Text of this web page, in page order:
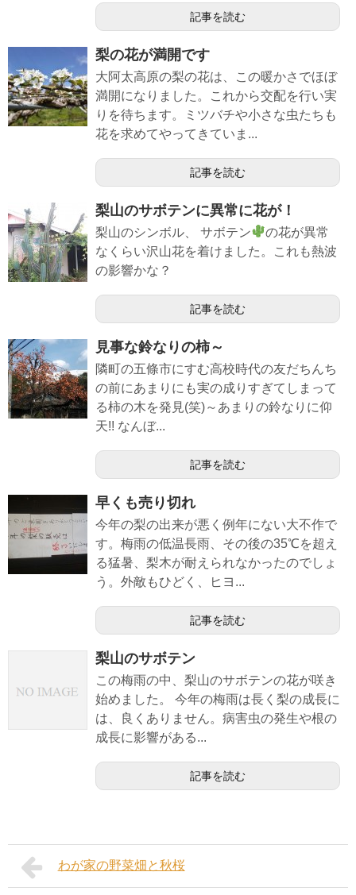
記事を読む
梨の花が満開です
大阿太高原の梨の花は、この暖かさでほぼ
満開になりました。これから交配を行い実
りを待ちます。ミツバチや小さな虫たちも
花を求めてやってきていま...
記事を読む
梨山のサボテンに異常に花が！
梨山のシンボル、 サボテン
の花が異常
なくらい沢山花を着けました。これも熱波
の影響かな？
記事を読む
見事な鈴なりの柿～
隣町の五條市にすむ高校時代の友だちんち
の前にあまりにも実の成りすぎてしまって
る柿の木を発見(笑)～あまりの鈴なりに仰
天!! なんぼ...
記事を読む
早くも売り切れ
今年の梨の出来が悪く例年にない大不作で
す。梅雨の低温長雨、その後の35℃を超え
る猛暑、梨木が耐えられなかったのでしょ
う。外敵もひどく、ヒヨ...
記事を読む
梨山のサボテン
この梅雨の中、梨山のサボテンの花が咲き
始めました。 今年の梅雨は長く梨の成長に
は、良くありません。病害虫の発生や根の
成長に影響がある...
記事を読む
わが家の野菜畑と秋桜